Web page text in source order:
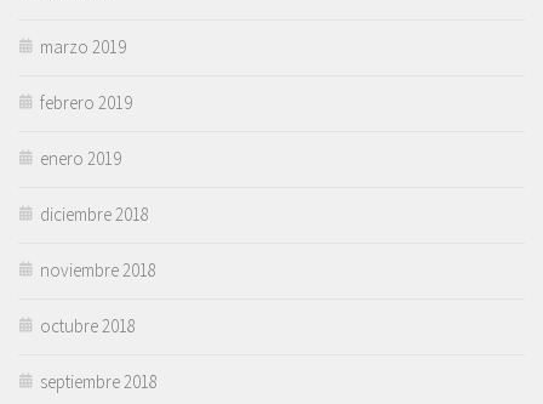
marzo 2019
febrero 2019
enero 2019
diciembre 2018
noviembre 2018
octubre 2018
septiembre 2018